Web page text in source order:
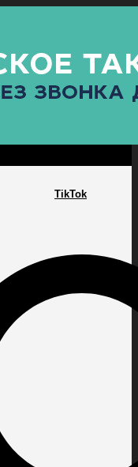
TikTok
ПРОКУРАТУРАСПОРТ